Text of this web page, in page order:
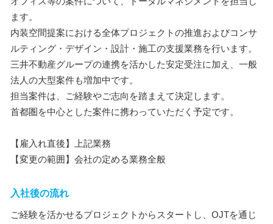
ます。
内装空間提案における全体プロジェクトの推進およびコンサ
ルティング・デザイン・設計・施工の支援業務を行います。
三井不動産グループの連携を活かした安定受注に加え、一般
法人の大型案件も増加中です。
担当案件は、ご経験やご志向を踏まえて決定します。
首都圏を中心とした案件に携わっていただく予定です。
【雇入れ直後】上記業務
【変更の範囲】会社の定める業務全般
入社後の流れ
ご経験を活かせるプロジェクトからスタートし、OJTを通じ